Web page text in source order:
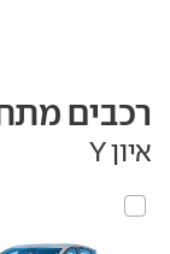
רכבים
איון Y